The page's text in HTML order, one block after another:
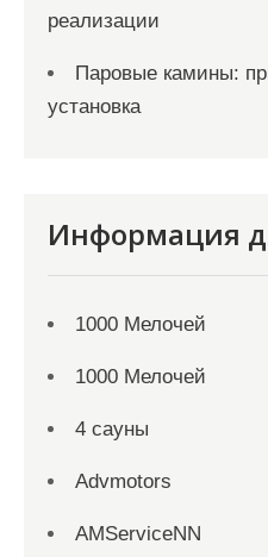
реализации
Паровые камины:
установка
Информация
1000 Мелочей
1000 Мелочей
4 сауны
Advmotors
AMServiceNN